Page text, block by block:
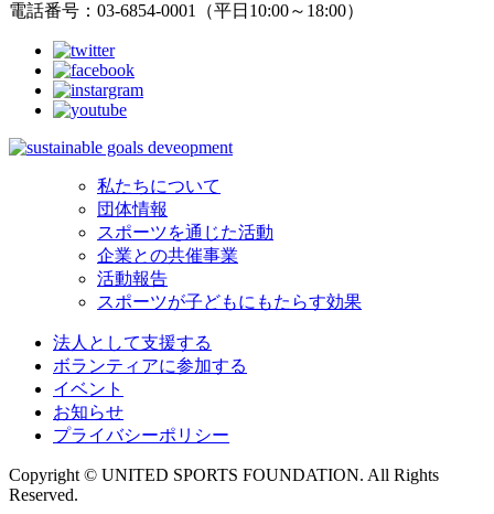
電話番号：03-6854-0001（平日10:00～18:00）
私たちについて
団体情報
スポーツを通じた活動
企業との共催事業
活動報告
スポーツが子どもにもたらす効果
法人として支援する
ボランティアに参加する
イベント
お知らせ
プライバシーポリシー
Copyright © UNITED SPORTS FOUNDATION. All Rights
Reserved.